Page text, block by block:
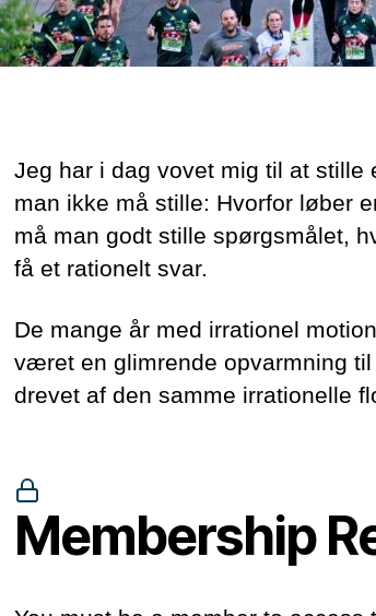
Jeg har i dag vovet mig til at stille
man ikke må stille: Hvorfor løber
må man godt stille spørgsmålet,
få et rationelt svar.
De mange år med irrationel
været en glimrende opvarmning
drevet af den samme irrationelle
Membership